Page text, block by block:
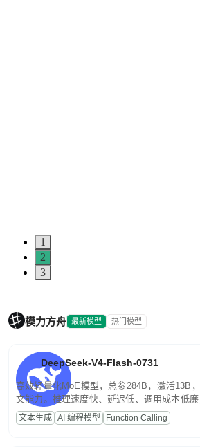
1
2
3
模力方舟 最新模型 热门模型
DeepSeek-V4-Flash-0731
高效轻量化MoE模型，总参284B，激活13B
文能力。推理速度快、延迟低、调用成本低
高并发、轻量化任务，适合日常对话、内容创
文案处理等普惠刚需场景。
文本生成 AI 编程模型 Function Calling